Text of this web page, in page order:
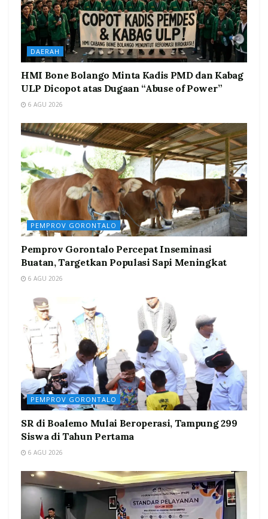
DAERAH
HMI Bone Bolango Minta Kadis PMD dan Kabag
ULP Dicopot atas Dugaan “Abuse of Power”
6 AGU 2026
PEMPROV GORONTALO
Pemprov Gorontalo Percepat Inseminasi
Buatan, Targetkan Populasi Sapi Meningkat
6 AGU 2026
PEMPROV GORONTALO
SR di Boalemo Mulai Beroperasi, Tampung 299
Siswa di Tahun Pertama
6 AGU 2026